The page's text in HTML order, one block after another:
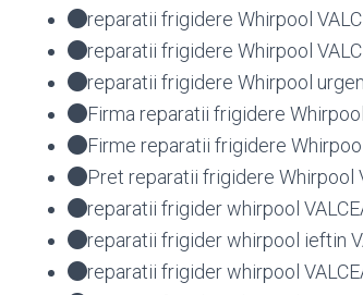
reparatii frigidere Whirpool
reparatii frigidere Whirpool
reparatii frigidere Whirpool
Firma reparatii frigidere
Firme reparatii frigidere
Pret reparatii frigidere Whirpool
reparatii frigider whirpool
reparatii frigider whirpool ieftin
reparatii frigider whirpool